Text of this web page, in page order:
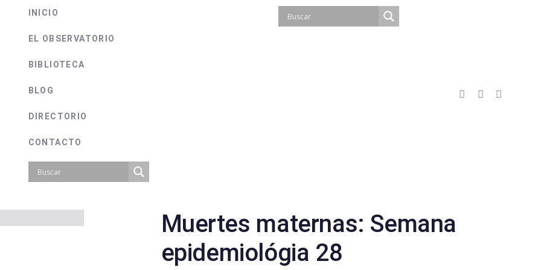
INICIO
EL OBSERVATORIO
BIBLIOTECA
BLOG
DIRECTORIO
CONTACTO
Muertes maternas: Semana
epidemiológia 28